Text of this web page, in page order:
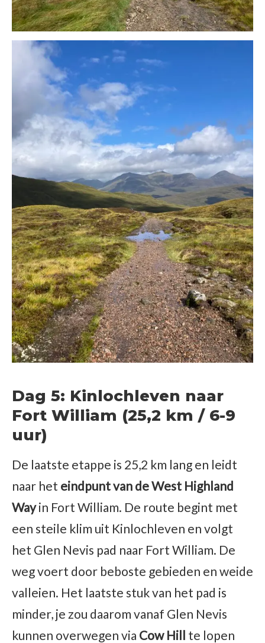
Dag 5: Kinlochleven naar
Fort William (25,2 km / 6-9
uur)
De laatste etappe is 25,2 km lang en leidt
naar het eindpunt van de West Highland
Wayin Fort William. De route begint met
een steile klim uit Kinlochleven en volgt
het Glen Nevis pad naar Fort William. De
weg voert door beboste gebieden en weide
valleien. Het laatste stuk van het pad is
minder, je zou daarom vanaf Glen Nevis
kunnen overwegen via Cow Hill te lopen